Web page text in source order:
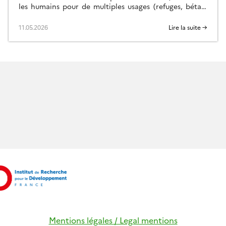
les humains pour de multiples usages (refuges, bétail,
programme européen Interreg ALCOTRA, le Cesbio a
d’estimation de l’équivalent […]
11.05.2026 Lire la suite →
Mentions légales / Legal mentions